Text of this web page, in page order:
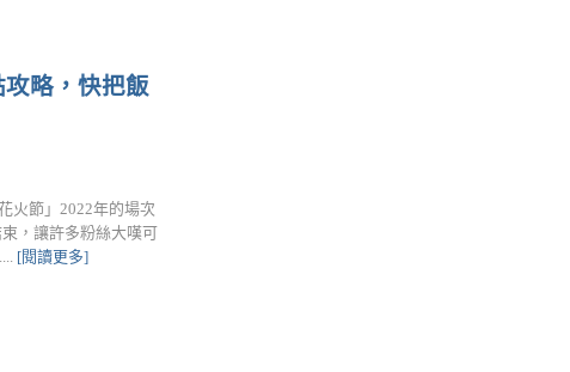
攻略，快把飯
火節」2022年的場次
，讓許多粉絲大嘆可
[閱讀更多]